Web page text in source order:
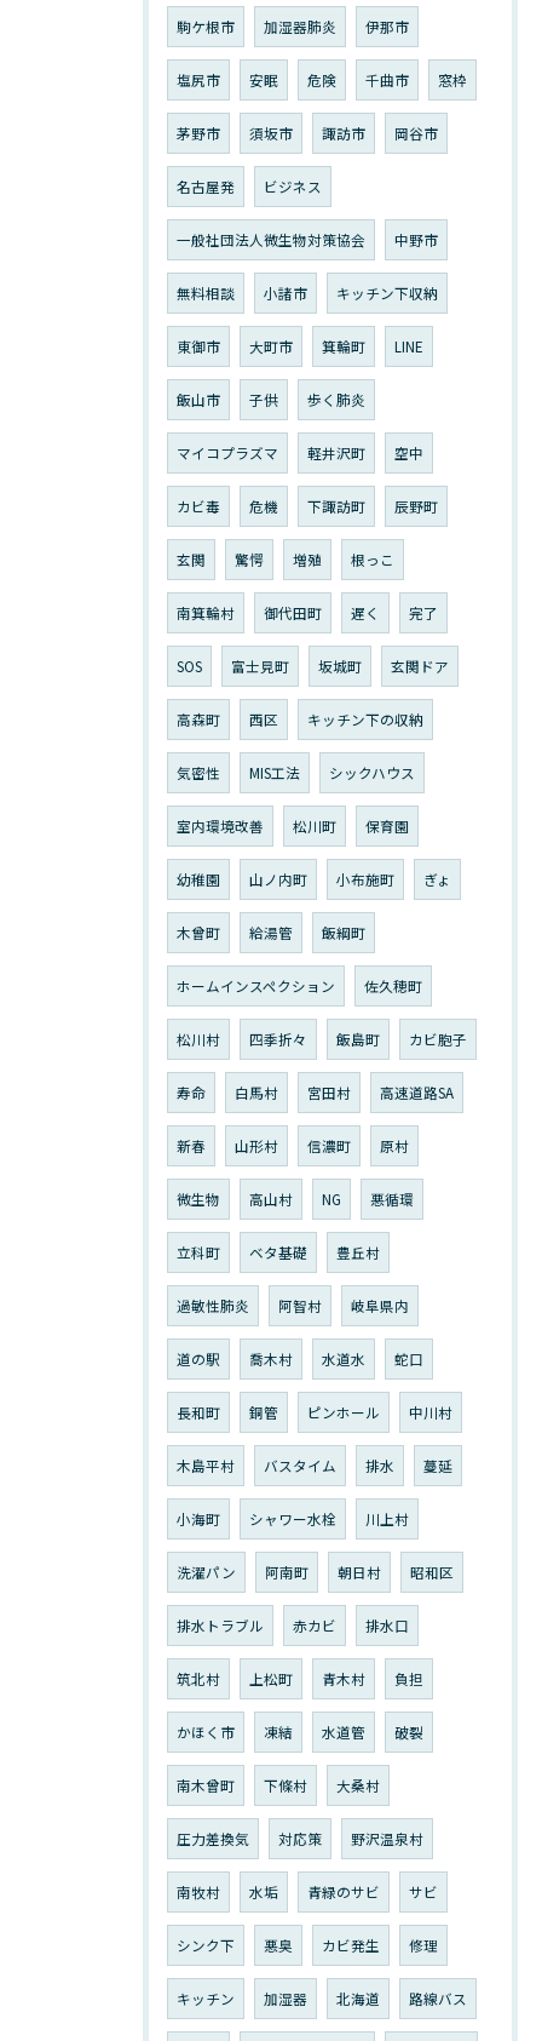
駒ケ根市 加湿器肺炎 伊那市
塩尻市 安眠 危険 千曲市 窓枠
茅野市 須坂市 諏訪市 岡谷市
名古屋発 ビジネス
一般社団法人微生物対策協会 中野市
無料相談 小諸市 キッチン下収納
東御市 大町市 箕輪町 LINE
飯山市 子供 歩く肺炎
マイコプラズマ 軽井沢町 空中
カビ毒 危機 下諏訪町 辰野町
玄関 驚愕 増殖 根っこ
南箕輪村 御代田町 遅く 完了
SOS 富士見町 坂城町 玄関ドア
高森町 西区 キッチン下の収納
気密性 MIS工法 シックハウス
室内環境改善 松川町 保育園
幼稚園 山ノ内町 小布施町 ぎょ
木曾町 給湯管 飯綱町
ホームインスペクション 佐久穂町
松川村 四季折々 飯島町 カビ胞子
寿命 白馬村 宮田村 高速道路SA
新春 山形村 信濃町 原村
微生物 高山村 NG 悪循環
立科町 ベタ基礎 豊丘村
過敏性肺炎 阿智村 岐阜県内
道の駅 喬木村 水道水 蛇口
長和町 銅管 ピンホール 中川村
木島平村 バスタイム 排水 蔓延
小海町 シャワー水栓 川上村
洗濯パン 阿南町 朝日村 昭和区
排水トラブル 赤カビ 排水口
筑北村 上松町 青木村 負担
かほく市 凍結 水道管 破裂
南木曾町 下條村 大桑村
圧力差換気 対応策 野沢温泉村
南牧村 水垢 青緑のサビ サビ
シンク下 悪臭 カビ発生 修理
キッチン 加湿器 北海道 路線バス